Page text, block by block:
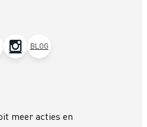
BLOG
meer acties en